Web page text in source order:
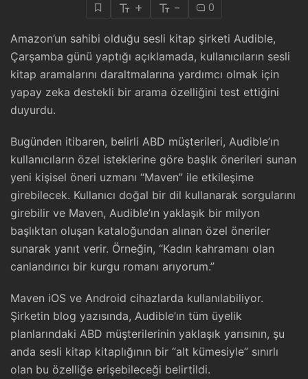
+ - 0
Amazon’un sahibi olduğu sesli kitap şirketi Audible,
Çarşamba günü yaptığı açıklamada, kullanıcıların sesli
kitap aramalarını daraltmalarına yardımcı olmak için
yapay zeka destekli bir arama özelliğini test ettiğini
duyurdu.
Bugünden itibaren, belirli ABD müşterileri, Audible’ın
kullanıcıların özel isteklerine göre başlık önerileri sunan
yeni kişisel öneri uzmanı “Maven” ile etkileşime
girebilecek. Kullanıcı doğal bir dil kullanarak sorgularını
girebilir ve Maven, Audible’ın yaklaşık bir milyon
başlıktan oluşan kataloğundan alınan özel öneriler
sunarak yanıt verir. Örneğin, “Kadın kahramanı olan
canlandırıcı bir kurgu romanı arıyorum.”
Maven iOS ve Android cihazlarda kullanılabiliyor.
Şirketin blog yazısında, Audible’ın tüm üyelik
planlarındaki ABD müşterilerinin yaklaşık yarısının, şu
anda sesli kitap kitaplığının bir “alt kümesiyle” sınırlı
olan bu özelliğe erişebileceği belirtildi.